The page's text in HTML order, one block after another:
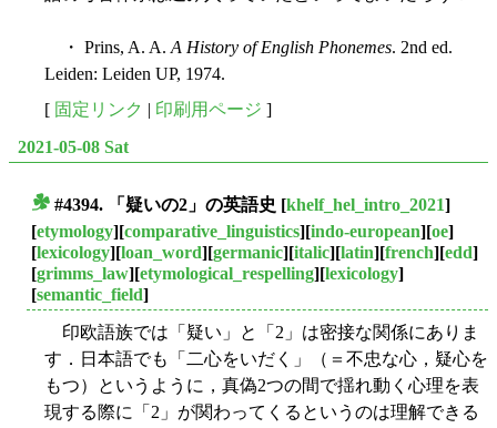
・ Prins, A. A. A History of English Phonemes. 2nd ed.
Leiden: Leiden UP, 1974.
[ 固定リンク | 印刷用ページ ]
2021-05-08 Sat
#4394. 「疑いの2」の英語史 [khelf_hel_intro_2021]
[etymology][comparative_linguistics][indo-european][oe]
[lexicology][loan_word][germanic][italic][latin][french][edd]
[grimms_law][etymological_respelling][lexicology]
[semantic_field]
印欧語族では「疑い」と「2」は密接な関係にありま
す．日本語でも「二心をいだく」（＝不忠な心，疑心を
もつ）というように，真偽2つの間で揺れ動く心理を表
現する際に「2」が関わってくるというのは理解できる